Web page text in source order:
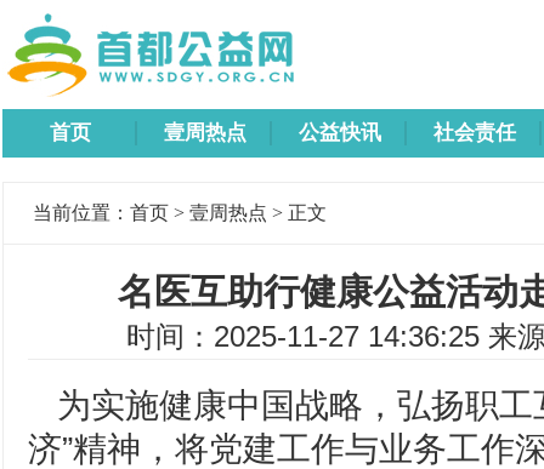
首页 壹周热点 公益快讯 社会责任
当前位置： 首页 > 壹周热点 > 正文
名医互助行健康公益活动
时间：2025-11-27 14:36:25 来
为实施健康中国战略，弘扬职工
济”精神，将党建工作与业务工作